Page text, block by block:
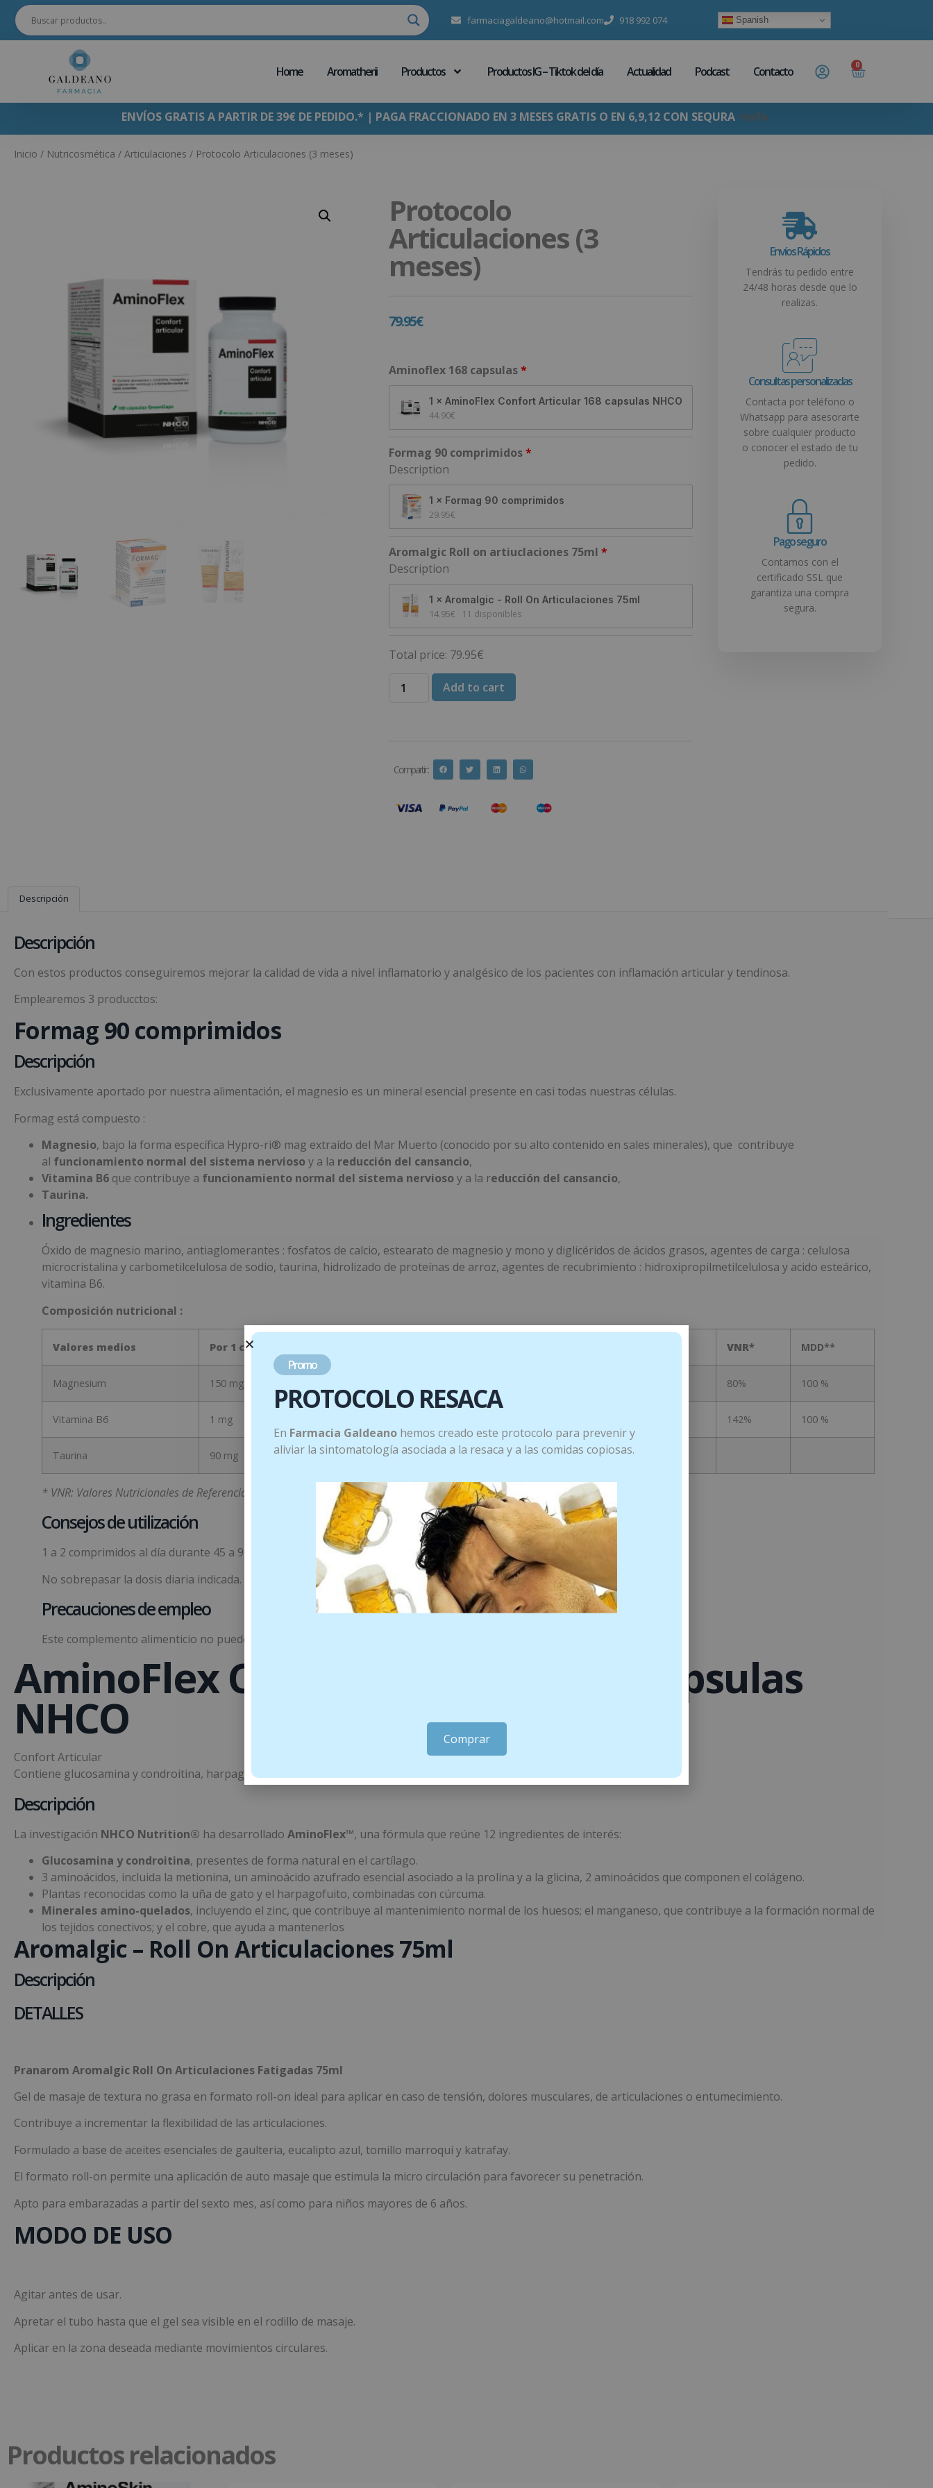
farmaciagaldeano@hotmail.com 918 992 074 Spanish
Home Aromatherii Productos Productos IG – Tiktok del día Actualidad Podcast Contacto 0
ENVÍOS GRATIS A PARTIR DE 39€ DE PEDIDO.* | PAGA FRACCIONADO EN 3 MESES GRATIS O EN 6,9,12 CON SEQURA +info
Inicio / Nutricosmética / Articulaciones / Protocolo Articulaciones (3 meses)
Protocolo
Articulaciones (3
meses)
79.95€
Aminoflex 168 capsulas
1 × AminoFlex Confort Articular 168 capsulas NHCO
44.90€
Formag 90 comprimidos
Description
1 × Formag 90 comprimidos
29.95€
Aromalgic Roll on artiuclaciones 75ml
Description
1 × Aromalgic - Roll On Articulaciones 75ml
14.95€ 11 disponibles
Total price: 79.95€
Add to cart
Compartir :
Envíos Rápidos
Tendrás tu pedido entre
24/48 horas desde que lo
realizas.
Consultas personalizadas
Contacta por teléfono o
Whatsapp para asesorarte
sobre cualquier producto
o conocer el estado de tu
pedido.
Pago seguro
Contamos con el
certificado SSL que
garantiza una compra
segura.
Descripción
Descripción
Con estos productos conseguiremos mejorar la calidad de vida a nivel inflamatorio y analgésico de los pacientes con inflamación articular y tendinosa.
Emplearemos 3 producctos:
Formag 90 comprimidos
Descripción
Exclusivamente aportado por nuestra alimentación, el magnesio es un mineral esencial presente en casi todas nuestras células.
Formag está compuesto :
Magnesio, bajo la forma específica Hypro-ri® mag extraído del Mar Muerto (conocido por su alto contenido en sales minerales), que contribuye
al funcionamiento normal del sistema nerviosoy a la reducción del cansancio,
Vitamina B6 que contribuye a funcionamiento normal del sistema nerviosoy a la reducción del cansancio,
Taurina.
Ingredientes
Óxido de magnesio marino, antiaglomerantes : fosfatos de calcio, estearato de magnesio y mono y diglicéridos de ácidos grasos, agentes de carga : celulosa
microcristalina y carbometilcelulosa de sodio, taurina, hidrolizado de proteínas de arroz, agentes de recubrimiento : hidroxipropilmetilcelulosa y acido esteárico,
vitamina B6.
Composición nutricional :
Valores medios Por 1 comprimido VNR* MDD**
Magnesium 150 mg 80% 100 %
Vitamina B6 1 mg 142% 100 %
Taurina 90 mg 180 mg
* VNR: Valores Nutricionales de Referencia
Consejos de utilización
1 a 2 comprimidos al día durante 45 a 90 días, a renovar.
No sobrepasar la dosis diaria indicada. Mantener fuera del alcance de los niños.
Precauciones de empleo
Este complemento alimenticio no puede sustituir una dieta variada y equilibrada ni un modo de vida sano.
AminoFlex Confort Articular 168 capsulas
NHCO
Confort Articular
Contiene glucosamina y condroitina, harpagofito y manganeso que contribuye a laformación normal del tejido conectivo.
Descripción
La investigación NHCO Nutrition® ha desarrollado AminoFlex™, una fórmula que reúne 12 ingredientes de interés:
Glucosamina y condroitina, presentes de forma natural en el cartílago.
3 aminoácidos, incluida la metionina, un aminoácido azufrado esencial asociado a la prolina y a la glicina, 2 aminoácidos que componen el colágeno.
Plantas reconocidas como la uña de gato y el harpagofuito, combinadas con cúrcuma.
Minerales amino-quelados, incluyendo el zinc, que contribuye al mantenimiento normal de los huesos; el manganeso, que contribuye a la formación normal de
los tejidos conectivos; y el cobre, que ayuda a mantenerlos
Aromalgic – Roll On Articulaciones 75ml
Descripción
DETALLES
Pranarom Aromalgic Roll On Articulaciones Fatigadas 75ml
Gel de masaje de textura no grasa en formato roll-on ideal para aplicar en caso de tensión, dolores musculares, de articulaciones o entumecimiento.
Contribuye a incrementar la flexibilidad de las articulaciones.
Formulado a base de aceites esenciales de gaulteria, eucalipto azul, tomillo marroquí y katrafay.
El formato roll-on permite una aplicación de auto masaje que estimula la micro circulación para favorecer su penetración.
Apto para embarazadas a partir del sexto mes, así como para niños mayores de 6 años.
MODO DE USO
Agitar antes de usar.
Apretar el tubo hasta que el gel sea visible en el rodillo de masaje.
Aplicar en la zona deseada mediante movimientos circulares.
Productos relacionados
Promo
PROTOCOLO RESACA
En Farmacia Galdeano hemos creado este protocolo para prevenir y
aliviar la sintomatología asociada a la resaca y a las comidas copiosas.
Comprar